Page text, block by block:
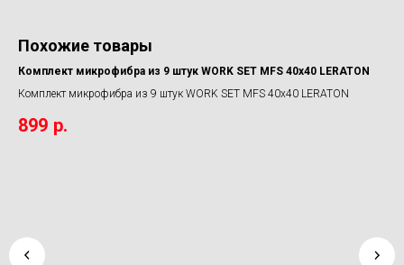
Похожие товары
Комплект микрофибра из 9 штук WORK SET MFS 40x40 LERATON
Комплект микрофибра из 9 штук WORK SET MFS 40x40 LERATON
899 р.